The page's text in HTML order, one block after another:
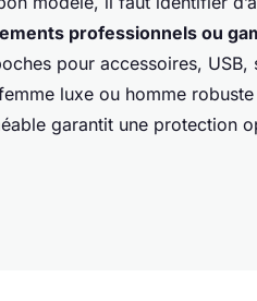
professionnels ou
pour accessoires,
luxe ou homme
garantit une protection